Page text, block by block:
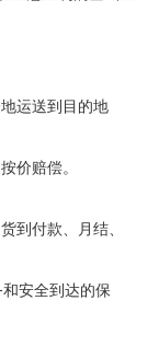
运送到目的地
价赔偿。
到付款、月结、
安全到达的保